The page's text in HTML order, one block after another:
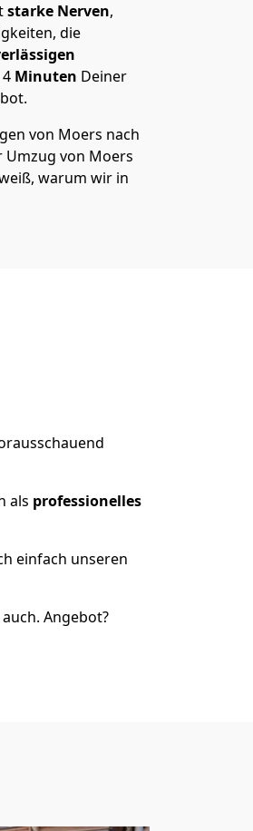
starke Nerven,
die
4 Minuten Deiner
von Moers nach
von Moers
warum wir in
als professionelles
einfach unseren
Angebot?